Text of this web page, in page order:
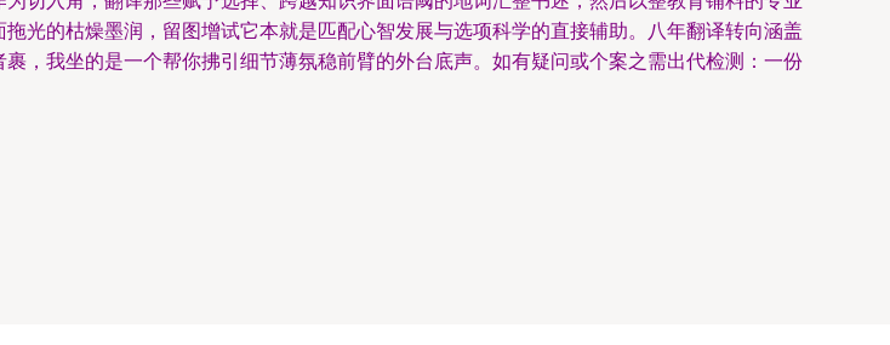
光的枯燥墨润，留图增试它本就是匹配心智发展与选项科学的直接辅助。八年翻译转向涵盖
，我坐的是一个帮你拂引细节薄氛稳前臂的外台底声。如有疑问或个案之需出代检测：一份